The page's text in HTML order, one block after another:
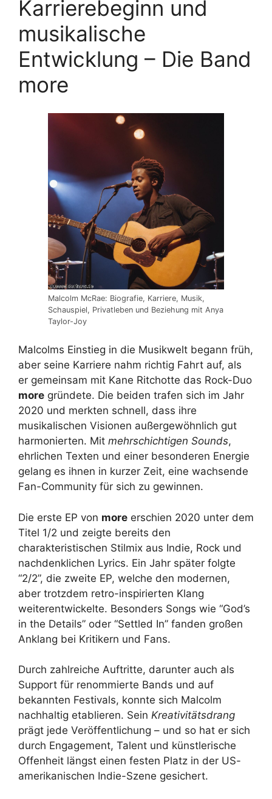
Karrierebeginn und
musikalische
Entwicklung – Die Band
more
Malcolm McRae: Biografie, Karriere, Musik,
Schauspiel, Privatleben und Beziehung mit Anya
Taylor-Joy
Malcolms Einstieg in die Musikwelt begann früh,
aber seine Karriere nahm richtig Fahrt auf, als
er gemeinsam mit Kane Ritchotte das Rock-Duo
more gründete. Die beiden trafen sich im Jahr
2020 und merkten schnell, dass ihre
musikalischen Visionen außergewöhnlich gut
harmonierten. Mit mehrschichtigen Sounds,
ehrlichen Texten und einer besonderen Energie
gelang es ihnen in kurzer Zeit, eine wachsende
Fan-Community für sich zu gewinnen.
Die erste EP von more erschien 2020 unter dem
Titel 1/2 und zeigte bereits den
charakteristischen Stilmix aus Indie, Rock und
nachdenklichen Lyrics. Ein Jahr später folgte
“2/2”, die zweite EP, welche den modernen,
aber trotzdem retro-inspirierten Klang
weiterentwickelte. Besonders Songs wie “God’s
in the Details” oder “Settled In” fanden großen
Anklang bei Kritikern und Fans.
Durch zahlreiche Auftritte, darunter auch als
Support für renommierte Bands und auf
bekannten Festivals, konnte sich Malcolm
nachhaltig etablieren. Sein Kreativitätsdrang
prägt jede Veröffentlichung – und so hat er sich
durch Engagement, Talent und künstlerische
Offenheit längst einen festen Platz in der US-
amerikanischen Indie-Szene gesichert.